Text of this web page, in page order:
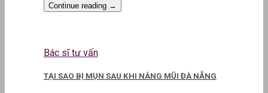
Continue reading →
Bác sĩ tư vấn
TẠI SAO BỊ MỤN SAU KHI NÂNG MŨI ĐÀ NẴNG